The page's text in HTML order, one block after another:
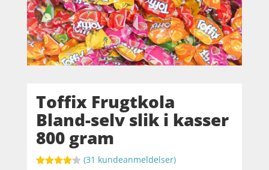
Toffix Frugtkola
Bland-selv slik i kasser
800 gram
(31 kundeanmeldelser)